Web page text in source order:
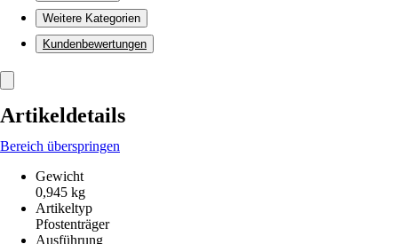
Weitere Kategorien
Kundenbewertungen
Artikeldetails
Bereich überspringen
Gewicht
0,945 kg
Artikeltyp
Pfostenträger
Ausführung